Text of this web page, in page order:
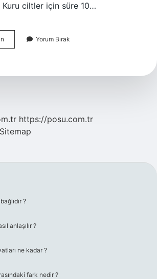
Kuru ciltler için süre 10…
Cilt
Işe
Yorum Bırak
https://posu.com.tr
Sitemap
?
anlaşılır ?
ne kadar ?
fark nedir ?